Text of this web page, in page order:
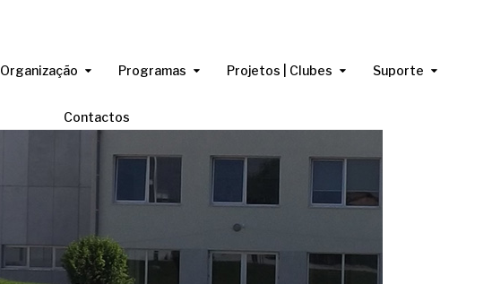
Organização Programas Projetos | Clubes Suporte
Contactos